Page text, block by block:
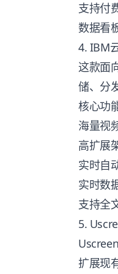
支持付
数据看
4. IBM
这款面
储、分
核心功
海量视
高扩展
实时自
实时数
支持全
5.
扩展现